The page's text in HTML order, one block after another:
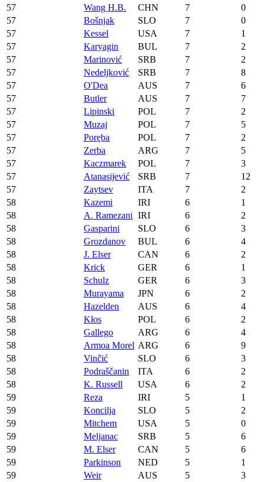
57
Wang H.B. CHN 7
0
57
Bošnjak SLO 7
0
57
Kessel USA 7
1
57
Karyagin BUL 7
2
57
Marinović SRB 7
2
57
Nedeljković SRB 7
8
57
O'Dea AUS 7
6
57
Butler AUS 7
7
57
Lipinski POL 7
2
57
Muzaj POL 7
5
57
Poręba POL 7
2
57
Zerba ARG 7
5
57
Kaczmarek POL 7
3
57
Atanasijević SRB 7
12
57
Zaytsev ITA 7
2
58
Kazemi IRI 6
1
58
A. Ramezani IRI 6
2
58
Gasparini SLO 6
3
58
Grozdanov BUL 6
4
58
J. Elser CAN 6
2
58
Krick GER 6
1
58
Schulz GER 6
3
58
Murayama JPN 6
2
58
Hazelden AUS 6
4
58
Kłos POL 6
2
58
Gallego ARG 6
4
58
Armoa Morel ARG 6
9
58
Vinčić SLO 6
3
58
Podraščanin ITA 6
2
58
K. Russell USA 6
2
59
Reza IRI 5
1
59
Koncilja SLO 5
2
59
Mitchem USA 5
0
59
Meljanac SRB 5
6
59
M. Elser CAN 5
6
59
Parkinson NED 5
1
59
Weir AUS 5 3